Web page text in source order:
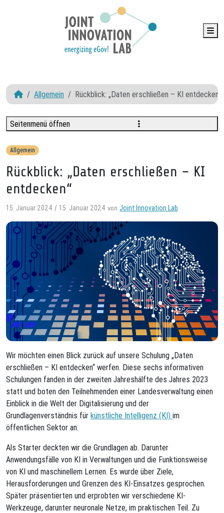
Allgemein Rückblick: „Daten erschließen – KI entdecken“
Allgemein
Rückblick: „Daten erschließen – KI
entdecken“
15. Januar 2024 / 15. Januar 2024 von Joint Innovation Lab
Wir möchten einen Blick zurück auf unsere Schulung „Daten
erschließen – KI entdecken“ werfen. Diese sechs informativen
Schulungen fanden in der zweiten Jahreshälfte des Jahres 2023
statt und boten den Teilnehmenden einer Landesverwaltung einen
Einblick in die Welt der Digitalisierung und der
Grundlagenverständnis für künstliche Intelligenz (KI) im
öffentlichen Sektor an.
Als Starter deckten wir die Grundlagen ab. Darunter
Anwendungsfälle von KI in Verwaltungen und die Funktionsweise
von KI und maschinellem Lernen. Es wurde über Ziele,
Herausforderungen und Grenzen des KI-Einsatzes gesprochen.
Später präsentierten und erprobten wir verschiedene KI-
Werkzeuge, darunter neuronale Netze, im praktischen Teil. Zu
Seitenmenü öffnen